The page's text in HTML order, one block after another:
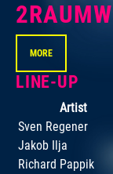
MORE
LINE-UP
Artist
Sven Regener
Jakob Ilja
Richard Pappik